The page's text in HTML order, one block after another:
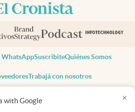
with Google ×
WhatsAppSuscribiteQuiénes Somos
Trabajá con nosotros
derechos reservados